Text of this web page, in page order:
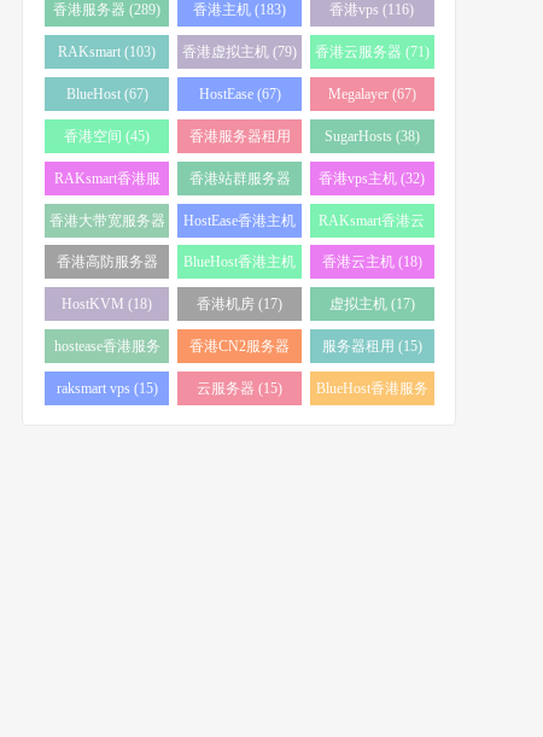
香港服务器 (289) 香港主机 (183) 香港vps (116)
RAKsmart (103) 香港虚拟主机 (79) 香港云服务器 (71)
BlueHost (67) HostEase (67) Megalayer (67)
香港空间 (45)
香港服务器租用
(43)
SugarHosts (38)
RAKsmart香港服
务器 (38)
香港站群服务器
(34)
香港vps主机 (32)
香港大带宽服务器
(32)
HostEase香港主机
(28)
RAKsmart香港云
服务器 (23)
香港高防服务器
(22)
BlueHost香港主机
(21)
香港云主机 (18)
HostKVM (18) 香港机房 (17) 虚拟主机 (17)
hostease香港服务
器 (17)
香港CN2服务器
(17)
服务器租用 (15)
raksmart vps (15) 云服务器 (15)
BlueHost香港服务